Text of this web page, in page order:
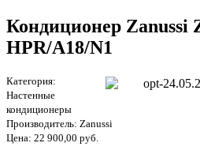
Кондиционер Zanussi
HPR/A18/N1
Категория:
Настенные
кондиционеры
Производитель: Zanussi
Цена: 22 900,00 руб.